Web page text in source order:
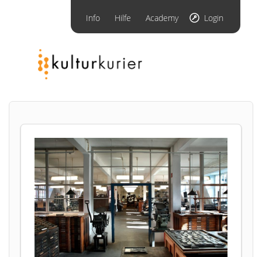
Info Hilfe Academy Login